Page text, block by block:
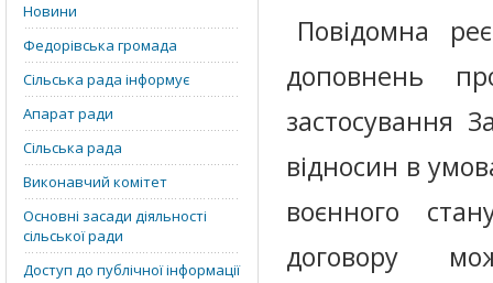
Новини
Федорівська громада
Сільська рада інформує
Апарат ради
Сільська рада
Виконавчий комітет
Основні засади діяльності
сільської ради
Доступ до публічної інформації
Повідомна
доповнень
застосування
відносин в
воєнного
договору